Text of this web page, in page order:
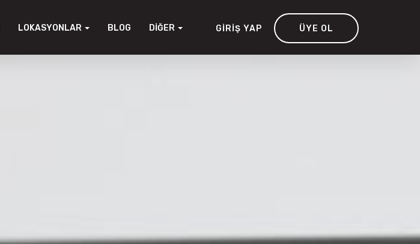
LOKASYONLAR BLOG DIĞER GIRIŞ YAP ÜYE OL